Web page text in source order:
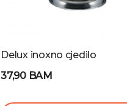
Delux inoxno cjedilo
37,90 BAM